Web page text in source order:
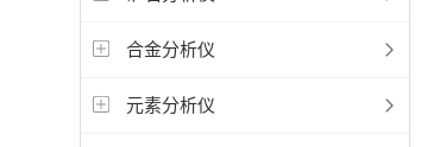
合金分析仪
元素分析仪